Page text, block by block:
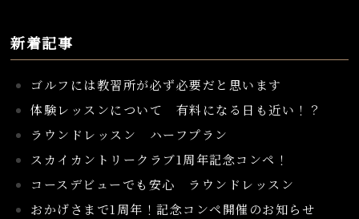
新着記事
ゴルフには教習所が必ず必要だと思います
体験レッスンについて 有料になる日も近い！？
ラウンドレッスン ハーフプラン
スカイカントリークラブ1周年記念コンペ！
コースデビューでも安心 ラウンドレッスン
おかげさまで1周年！記念コンペ開催のお知らせ